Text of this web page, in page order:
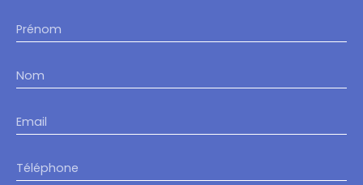
Prénom
Nom
Email
Téléphone